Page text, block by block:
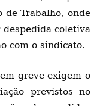
de Trabalho, onde
coletiva
com o sindicato.
greve exigem o
previstos no